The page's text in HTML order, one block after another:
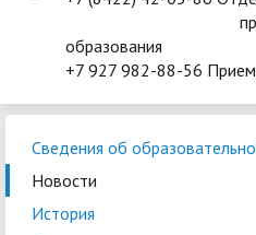
образования
+7 927 982-88-56
Сведения об
Новости
История